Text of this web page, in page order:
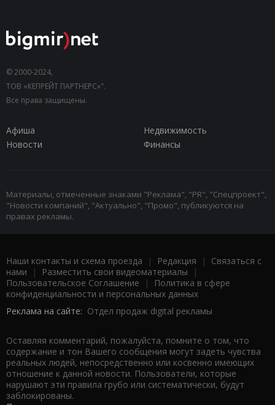
© 2000-2024,
ТОВ «КЕПРЕЙТ ПАРТНЕРС»".
Все права защищены.
Афиша
Недвижимость
Новости
Финансы
Материалы, отмеченные знаками "Реклама", "PR", "Спецпроект",
"Новости компаний", "Актуально", "Промо", публикуются на
правах рекламы.
Наши контакты и схема проезда | Редакция | Связаться с
нами | Разместить свои видеоматериалы |
Пользовательское Соглашение |
Политика в сфере
конфиденциальности и персональных данных
Реклама на сайте: Отдел продаж digital рекламы
Оставляя комментарий, пожалуйста, помните о том, что
содержание и тон Вашего сообщения могут задеть чувства
реальных людей, непосредственно или косвенно имеющих
отношение к данной новости. Пользователи, которые
нарушают эти правила грубо или систематически, будут
заблокированы.